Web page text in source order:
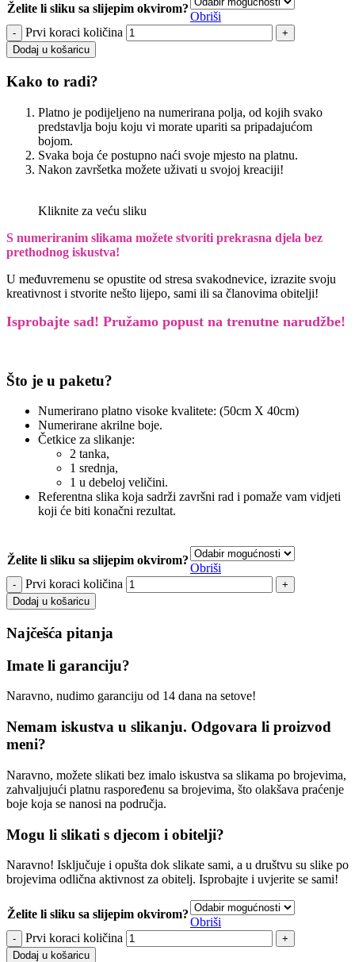
Želite li sliku sa slijepim okvirom?
Obriši
Prvi koraci količina
Dodaj u košaricu
Kako to radi?
Platno je podijeljeno na numerirana polja, od kojih svako
predstavlja boju koju vi morate upariti sa pripadajućom
bojom.
Svaka boja će postupno naći svoje mjesto na platnu.
Nakon završetka možete uživati u svojoj kreaciji!
Kliknite za veću sliku
S numeriranim slikama možete stvoriti prekrasna djela bez
prethodnog iskustva!
U međuvremenu se opustite od stresa svakodnevice, izrazite svoju
kreativnost i stvorite nešto lijepo, sami ili sa članovima obitelji!
Isprobajte sad! Pružamo popust na trenutne narudžbe!
Što je u paketu?
Numerirano platno visoke kvalitete: (50cm X 40cm)
Numerirane akrilne boje.
Četkice za slikanje:
2 tanka,
1 srednja,
1 u debeloj veličini.
Referentna slika koja sadrži završni rad i pomaže vam vidjeti
koji će biti konačni rezultat.
Želite li sliku sa slijepim okvirom?
Obriši
Prvi koraci količina
Dodaj u košaricu
Najčešća pitanja
Imate li garanciju?
Naravno, nudimo garanciju od 14 dana na setove!
Nemam iskustva u slikanju. Odgovara li proizvod
meni?
Naravno, možete slikati bez imalo iskustva sa slikama po brojevima,
zahvaljujući platnu raspoređenu sa brojevima, što olakšava praćenje
boje koja se nanosi na područja.
Mogu li slikati s djecom i obitelji?
Naravno! Isključuje i opušta dok slikate sami, a u društvu su slike po
brojevima odlična aktivnost za obitelj. Isprobajte i uvjerite se sami!
Želite li sliku sa slijepim okvirom?
Obriši
Prvi koraci količina
Dodaj u košaricu